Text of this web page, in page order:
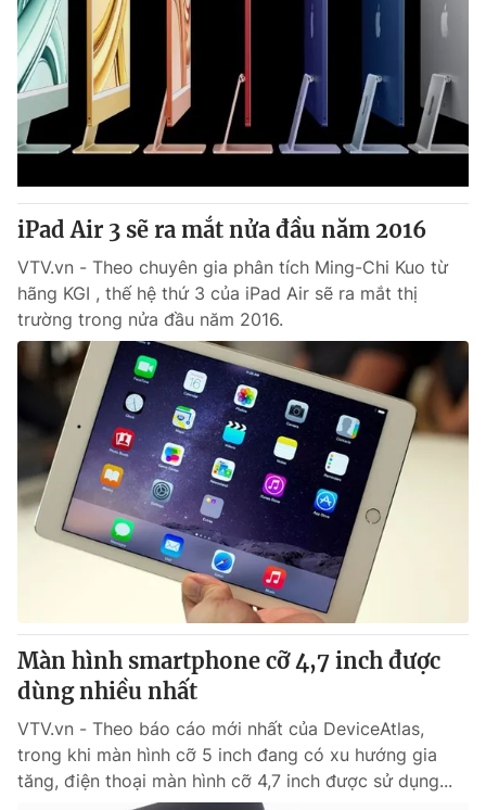
Thế giới
Tin tức
Thế giới đó đây
Kinh tế
Tài chính
Thị trường
Góc doanh nghiệp
Truyền hình
Phim VTV
Hậu trường
Nhân vật
Khán giả
Giải sao mai
Giải trí
Điện ảnh
Âm nhạc
Sao
Đời sống
Du lịch
Làm đẹp
Chất lượng cuộc sống
Giáo dục
Tuyển sinh
Học trực tuyến
Công nghệ
Hitech Công nghệ tương lai
Tư vấn
Giao lưu trực tuyến
Chuyên mục khác
Emagazine Podcast
Photo Infographic
iPad Air 3 sẽ ra mắt nửa đầu năm 2016
VTV.vn - Theo chuyên gia phân tích Ming-Chi Kuo từ
hãng KGI , thế hệ thứ 3 của iPad Air sẽ ra mắt thị
trường trong nửa đầu năm 2016.
Màn hình smartphone cỡ 4,7 inch được
dùng nhiều nhất
VTV.vn - Theo báo cáo mới nhất của DeviceAtlas,
trong khi màn hình cỡ 5 inch đang có xu hướng gia
tăng, điện thoại màn hình cỡ 4,7 inch được sử dụng...